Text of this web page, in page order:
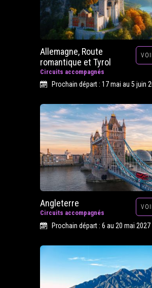
Allemagne, Route
romantique et Tyrol
Circuits accompagnés
Prochain départ : 17 mai au 5 juin
Angleterre
Circuits accompagnés
Prochain départ : 6 au 20 mai 2027